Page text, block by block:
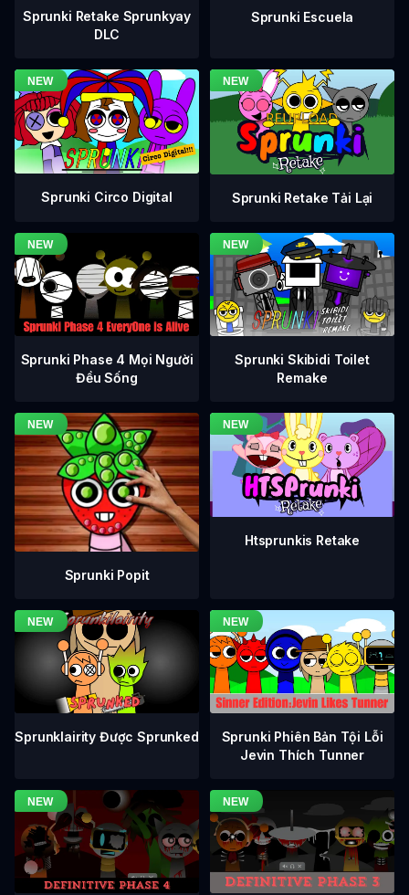
Sprunki Retake Sprunkyay
DLC
Sprunki Escuela
Sprunki Circo Digital Sprunki Retake Tải Lại
Sprunki Phase 4 Mọi Người
Đều Sống
Sprunki Skibidi Toilet
Remake
Sprunki Popit
Htsprunkis Retake
Sprunklairity Được Sprunked
Sprunki Phiên Bản Tội Lỗi
Jevin Thích Tunner